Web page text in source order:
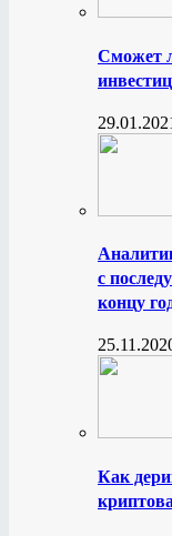
Сможет
с
концу
Как